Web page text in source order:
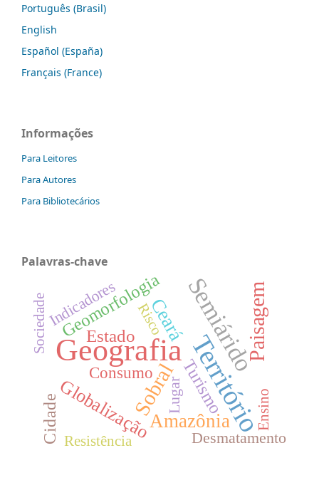
Português (Brasil)
English
Español (España)
Français (France)
Informações
Para Leitores
Para Autores
Para Bibliotecários
Palavras-chave
GeografiaTerritório
Semiárido
Sobral
Paisagem
Ceará
Amazônia
Globalização
Geomorfologia
Turismo
Cidade
Estado
Consumo
Indicadores
Lugar
Desmatamento
Resistência
Risco
Sociedade
Ensino